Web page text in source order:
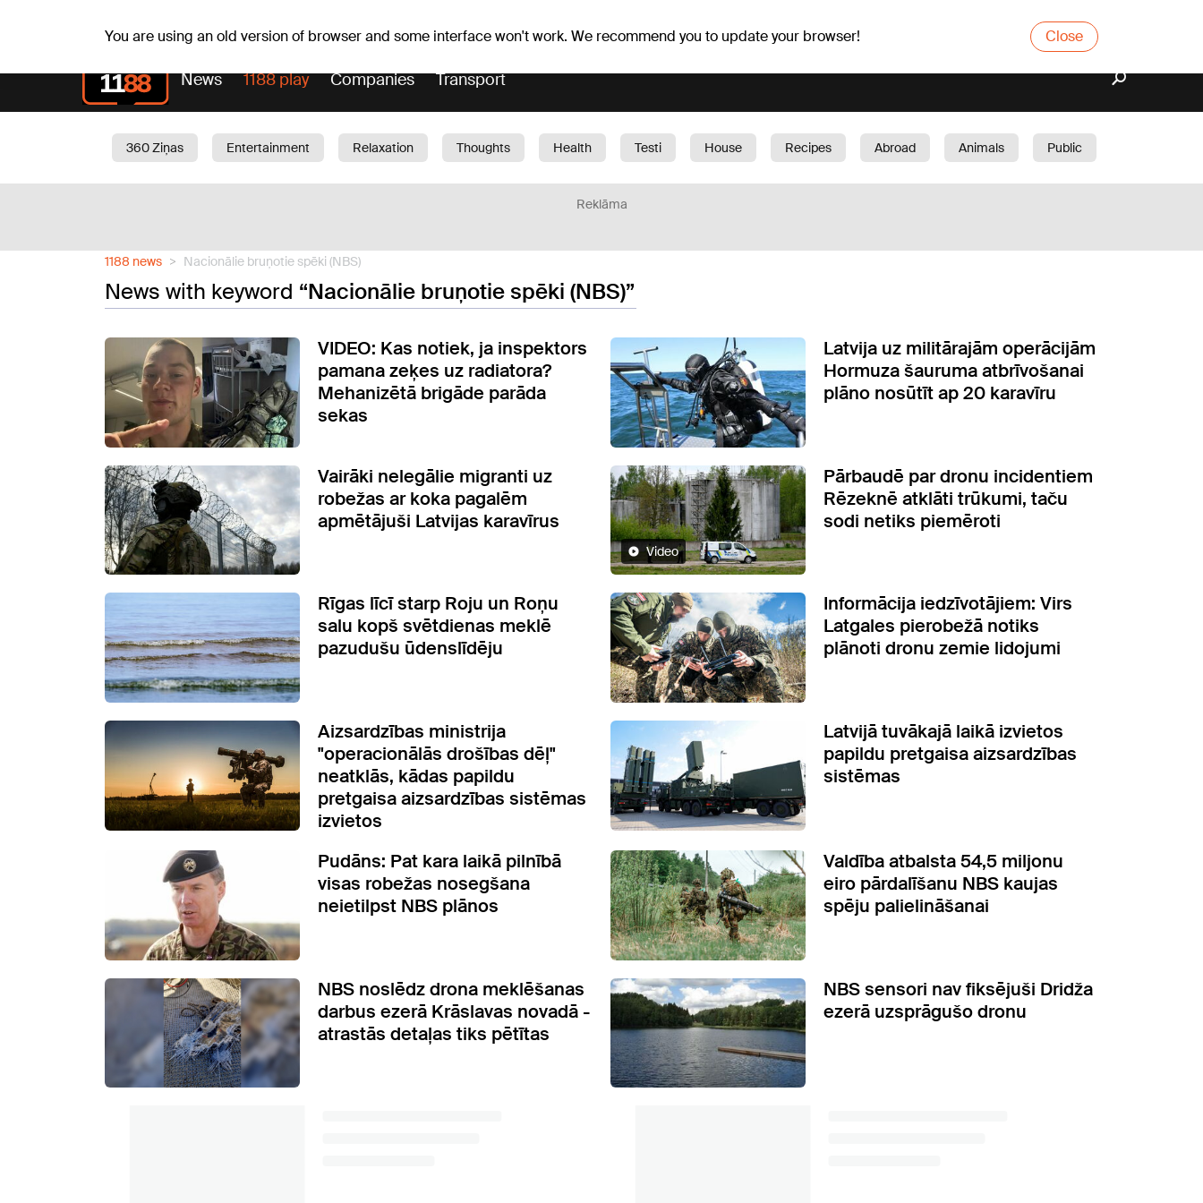
You are using an old version of browser and some interface won't work. We recommend you to update your browser! Close
News 1188 play Companies Transport
360 Ziņas Entertainment Relaxation Thoughts Health Testi House Recipes Abroad Animals
Public
Reklāma
1188 news Nacionālie bruņotie spēki (NBS)
News with keyword “Nacionālie bruņotie spēki (NBS)”
VIDEO: Kas notiek, ja inspektors
pamana zeķes uz radiatora?
Mehanizētā brigāde parāda
sekas
Latvija uz militārajām operācijām
Hormuza šauruma atbrīvošanai
plāno nosūtīt ap 20 karavīru
Vairāki nelegālie migranti uz
robežas ar koka pagalēm
apmētājuši Latvijas karavīrus
Video
Pārbaudē par dronu incidentiem
Rēzeknē atklāti trūkumi, taču
sodi netiks piemēroti
Rīgas līcī starp Roju un Roņu
salu kopš svētdienas meklē
pazudušu ūdenslīdēju
Informācija iedzīvotājiem: Virs
Latgales pierobežā notiks
plānoti dronu zemie lidojumi
Aizsardzības ministrija
"operacionālās drošības dēļ"
neatklās, kādas papildu
pretgaisa aizsardzības sistēmas
izvietos
Latvijā tuvākajā laikā izvietos
papildu pretgaisa aizsardzības
sistēmas
Pudāns: Pat kara laikā pilnībā
visas robežas nosegšana
neietilpst NBS plānos
Valdība atbalsta 54,5 miljonu
eiro pārdalīšanu NBS kaujas
spēju palielināšanai
NBS noslēdz drona meklēšanas
darbus ezerā Krāslavas novadā -
atrastās detaļas tiks pētītas
NBS sensori nav fiksējuši Dridža
ezerā uzsprāgušo dronu